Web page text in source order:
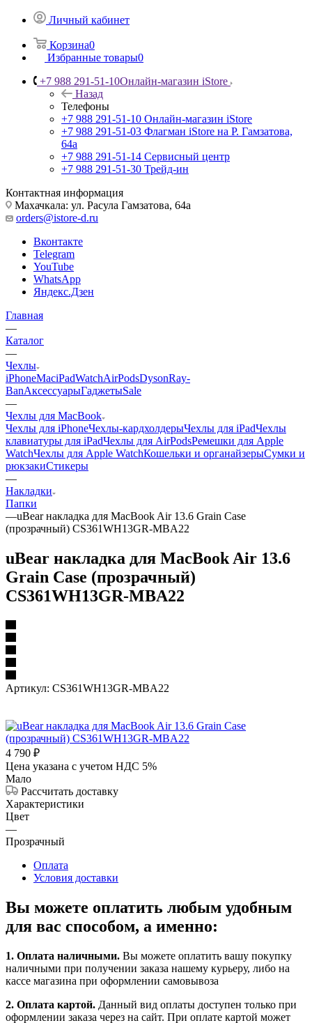
Личный кабинет
Корзина0
Избранные товары0
+7 988 291-51-10Онлайн-магазин iStore
Назад
Телефоны
+7 988 291-51-10 Онлайн-магазин iStore
+7 988 291-51-03 Флагман iStore на Р. Гамзатова,
64а
+7 988 291-51-14 Сервисный центр
+7 988 291-51-30 Трейд-ин
Контактная информация
Махачкала: ул. Расула Гамзатова, 64а
orders@istore-d.ru
Вконтакте
Telegram
YouTube
WhatsApp
Яндекс.Дзен
Главная
—
Каталог
—
Чехлы
iPhoneMaciPadWatchAirPodsDysonRay-
BanАксессуарыГаджетыSale
—
Чехлы для MacBook
Чехлы для iPhoneЧехлы-кардхолдерыЧехлы для iPadЧехлы
клавиатуры для iPadЧехлы для AirPodsРемешки для Apple
WatchЧехлы для Apple WatchКошельки и органайзерыСумки и
рюкзакиСтикеры
—
Накладки
Папки
—uBear накладка для MacBook Air 13.6 Grain Case
(прозрачный) CS361WH13GR-MBA22
uBear накладка для MacBook Air 13.6
Grain Case (прозрачный)
CS361WH13GR-MBA22
Артикул: CS361WH13GR-MBA22
4 790 ₽
Цена указана с учетом НДС 5%
Мало
Рассчитать доставку
Характеристики
Цвет
—
Прозрачный
Оплата
Условия доставки
Вы можете оплатить любым удобным
для вас способом, а именно:
1. Оплата наличными. Вы можете оплатить вашу покупку
наличными при получении заказа нашему курьеру, либо на
кассе магазина при оформлении самовывоза
2. Оплата картой. Данный вид оплаты доступен только при
оформлении заказа через на сайт. При оплате картой может